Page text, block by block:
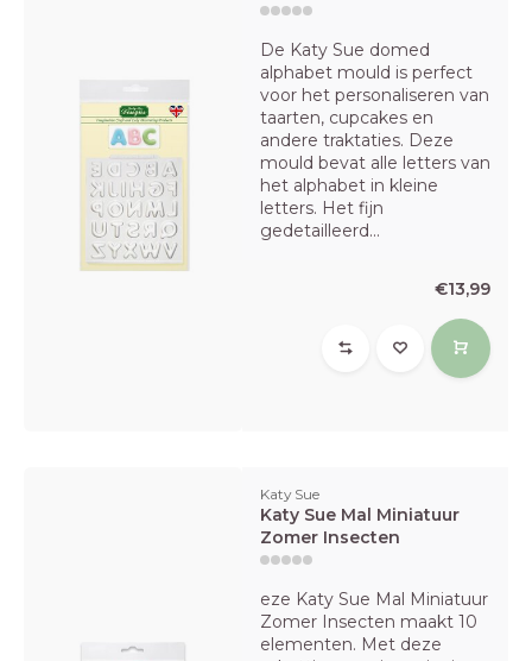
De Katy Sue domed
alphabet mould is perfect
voor het personaliseren van
taarten, cupcakes en
andere traktaties. Deze
mould bevat alle letters van
het alphabet in kleine
letters. Het fijn
gedetailleerd...
€13,99
Katy Sue
Katy Sue Mal Miniatuur
Zomer Insecten
eze Katy Sue Mal Miniatuur
Zomer Insecten maakt 10
elementen. Met deze